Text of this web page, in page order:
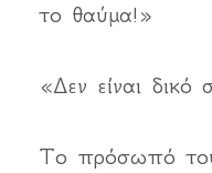
το θαύμα!»
«Δεν είναι δικό
Το πρόσωπό του